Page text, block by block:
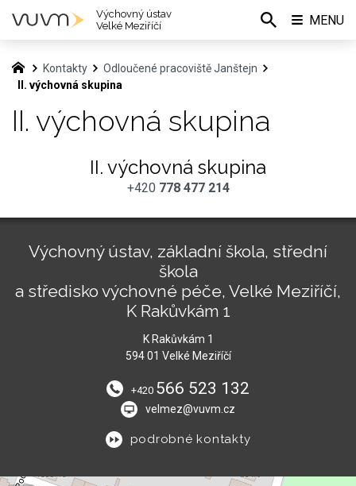
Kontakty
Odloučené pracoviště Janštejn
II. výchovná skupina
II. výchovná skupina
II. výchovná skupina
+420 778 477 214
Výchovný ústav, základní škola, střední
škola
a středisko výchovné péče, Velké Meziříčí,
K Rakůvkám 1
K Rakůvkám 1
594 01 Velké Meziříčí
+420 566 523 132
velmez@vuvm.cz
podrobné kontakty
Výchovný ústav
Velké Meziříčí
MENU